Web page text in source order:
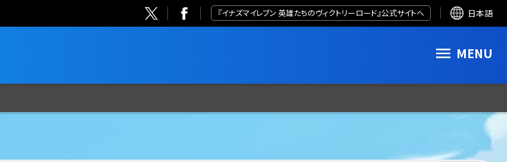
『イナズマイレブン 英雄たちのヴィクトリーロード』公式サイトへ 日本語
MENU